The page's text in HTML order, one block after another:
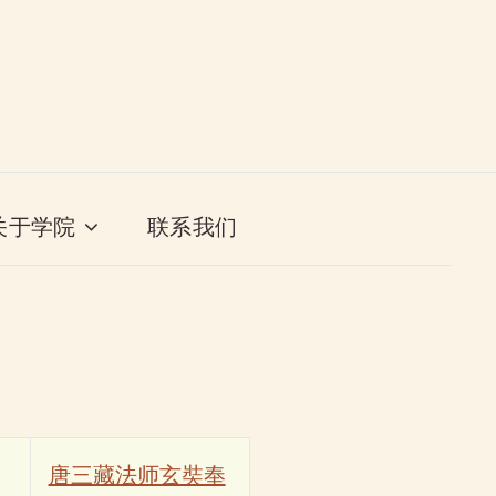
于学院 联系我们
唐三藏法师玄奘奉